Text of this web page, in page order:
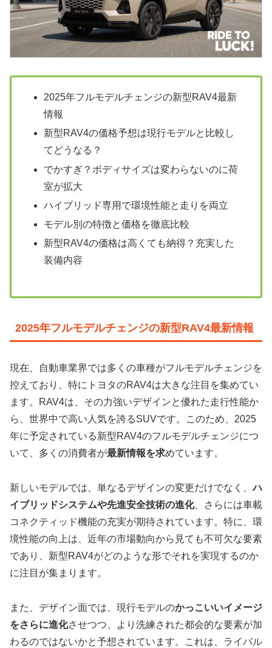
2025年フルモデルチェンジの新型RAV4最新
情報
新型RAV4の価格予想は現行モデルと比較し
てどうなる？
でかすぎ？ボディサイズは変わらないのに荷
室が拡大
ハイブリッド専用で環境性能と走りを両立
モデル別の特徴と価格を徹底比較
新型RAV4の価格は高くても納得？充実した
装備内容
2025年フルモデルチェンジの新型RAV4最新情報
現在、自動車業界では多くの車種がフルモデルチェンジを
控えており、特にトヨタのRAV4は大きな注目を集めてい
ます。RAV4は、その力強いデザインと優れた走行性能か
ら、世界中で高い人気を誇るSUVです。このため、2025
年に予定されている新型RAV4のフルモデルチェンジにつ
いて、多くの消費者が最新情報を求めています。
新しいモデルでは、単なるデザインの変更だけでなく、ハ
イブリッドシステムや先進安全技術の進化、さらには車載
コネクティッド機能の充実が期待されています。特に、環
境性能の向上は、近年の市場動向から見ても不可欠な要素
であり、新型RAV4がどのような形でそれを実現するのか
に注目が集まります。
また、デザイン面では、現行モデルのかっこいいイメージ
をさらに進化させつつ、より洗練された都会的な要素が加
わるのではないかと予想されています。これは、ライバル